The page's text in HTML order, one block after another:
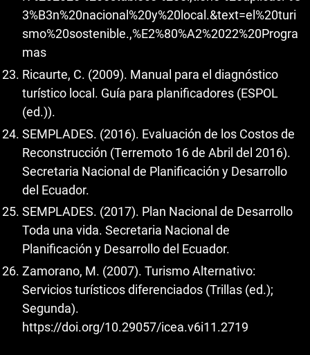
3%B3n%20nacional%20y%20local.&text=el%20turi
smo%20sostenible.,%E2%80%A2%2022%20Progra
mas
Ricaurte, C. (2009). Manual para el diagnóstico
turístico local. Guía para planificadores (ESPOL
(ed.)).
SEMPLADES. (2016). Evaluación de los Costos de
Reconstrucción (Terremoto 16 de Abril del 2016).
Secretaria Nacional de Planificación y Desarrollo
del Ecuador.
SEMPLADES. (2017). Plan Nacional de Desarrollo
Toda una vida. Secretaria Nacional de
Planificación y Desarrollo del Ecuador.
Zamorano, M. (2007). Turismo Alternativo:
Servicios turísticos diferenciados (Trillas (ed.);
Segunda).
https://doi.org/10.29057/icea.v6i11.2719